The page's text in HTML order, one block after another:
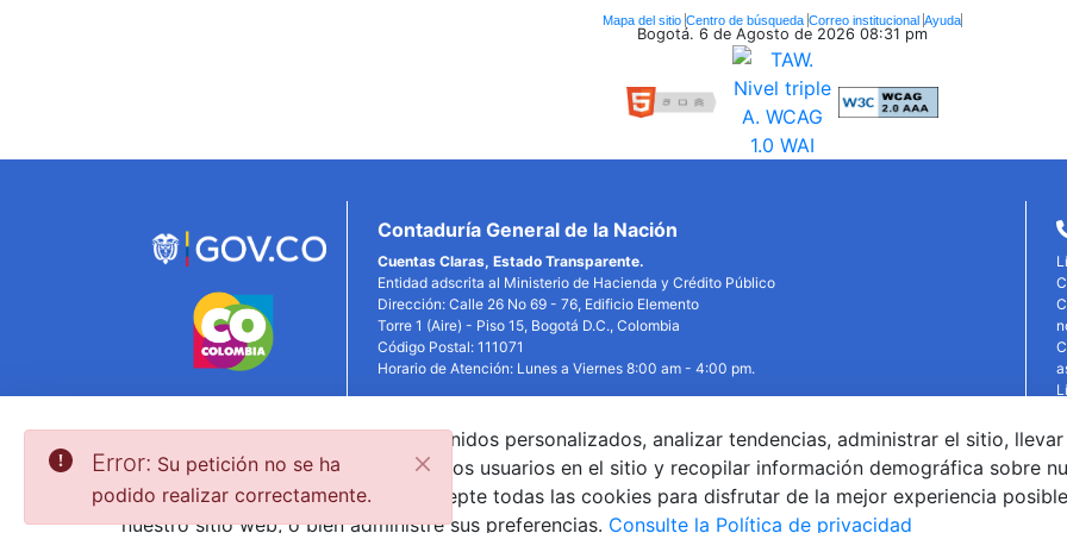
Mapa del sitio Centro de búsqueda Correo institucional Ayuda
Bogotá. 6 de Agosto de 2026 08:31 pm
Contaduría General de la Nación
Cuentas Claras, Estado Transparente.
Entidad adscrita al Ministerio de Hacienda y Crédito Público
Dirección: Calle 26 No 69 - 76, Edificio Elemento
Torre 1 (Aire) - Piso 15, Bogotá D.C., Colombia
Código Postal: 111071
Horario de Atención: Lunes a Viernes 8:00 am - 4:00 pm.
Linkedin X YouTube Facebook
Usamos cookies para mostrar contenidos personalizados, analizar tendencias, administrar el sitio,
seguimiento de los movimientos de los usuarios en el sitio y recopilar información demográfica sobre
base de usuarios en su conjunto. Acepte todas las cookies para disfrutar de la mejor experiencia
nuestro sitio web, o bien administre sus preferencias. Consulte la Política de privacidad
Error: Su petición no se ha
podido realizar correctamente.